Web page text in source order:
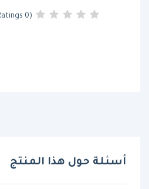
(0 Ratings)
أسئلة حول هذا المنتج